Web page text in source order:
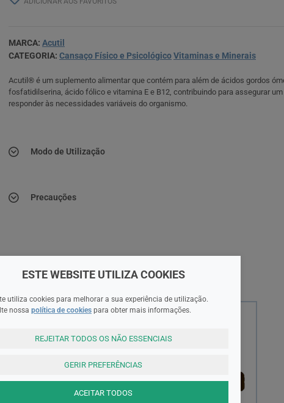
MARCA: Acutil
CATEGORIA: Cansaço Físico e PsicológicoVitaminas e Minerais
Acutil® é um suplemento alimentar que contém para além de ácidos gordos
fosfatidilserina, ácido fólico e vitamina E e B12, contribuindo para assegurar
responder às necessidades variáveis do organismo.
Modo de Utilização
Precauções
MNSRM
ESTE WEBSITE UTILIZA COOKIES
utiliza cookies para melhorar a sua experiência de utilização.
nossa política de cookies para obter mais informações.
REJEITAR TODOS OS NÃO ESSENCIAIS
GERIR PREFERÊNCIAS
ACEITAR TODOS